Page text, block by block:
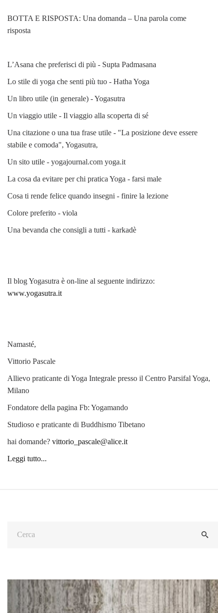
BOTTA E RISPOSTA: Una domanda – Una parola come
risposta
L’Asana che preferisci di più - Supta Padmasana
Lo stile di yoga che senti più tuo - Hatha Yoga
Un libro utile (in generale) - Yogasutra
Un viaggio utile - Il viaggio alla scoperta di sé
Una citazione o una tua frase utile - "La posizione deve essere
stabile e comoda", Yogasutra,
Un sito utile - yogajournal.com yoga.it
La cosa da evitare per chi pratica Yoga - farsi male
Cosa ti rende felice quando insegni - finire la lezione
Colore preferito - viola
Una bevanda che consigli a tutti - karkadè
Il blog Yogasutra è on-line al seguente indirizzo:
www.yogasutra.it
Namasté,
Vittorio Pascale
Allievo praticante di Yoga Integrale presso il Centro Parsifal Yoga,
Milano
Fondatore della pagina Fb: Yogamando
Studioso e praticante di Buddhismo Tibetano
hai domande? vittorio_pascale@alice.it
Leggi tutto...